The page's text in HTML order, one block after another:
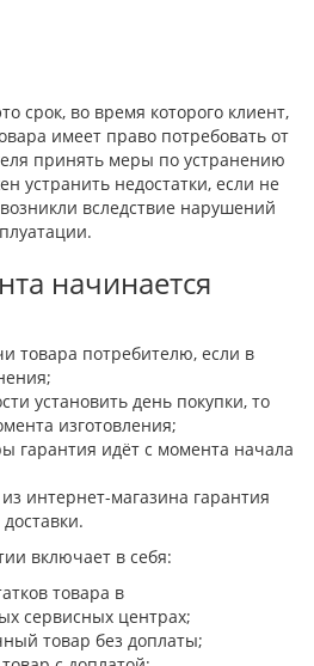
срок, во время которого клиент,
имеет право потребовать от
принять меры по устранению
устранить недостатки, если не
вследствие нарушений
начинается
товара потребителю, если в
установить день покупки, то
изготовления;
гарантия идёт с момента начала
интернет-магазина гарантия
включает в себя:
товара в
сервисных центрах;
товар без доплаты;